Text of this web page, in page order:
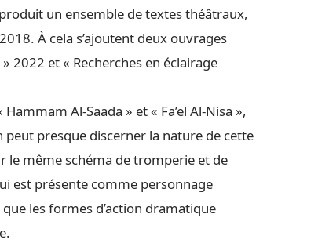
un ensemble de textes théâtraux,
À cela s’ajoutent deux ouvrages
2022 et « Recherches en éclairage
Al-Saada » et « Fa’el Al-Nisa »,
peut presque discerner la nature de cette
le même schéma de tromperie et de
est présente comme personnage
les formes d’action dramatique